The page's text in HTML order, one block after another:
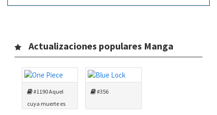
Actualizaciones populares Manga
#1190 Aquel
cuya muerte es
#356